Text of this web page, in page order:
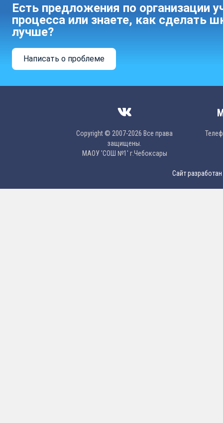
Есть предложения по организации
процесса или знаете, как сделать
лучше?
Написать о проблеме
Copyright © 2007-2026 Все права
защищены.
МAОУ 'CОШ №1' г.Чебоксары
Сайт